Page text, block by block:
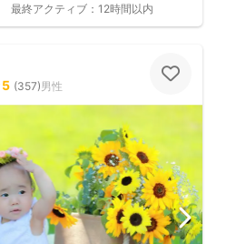
最終アクティブ： 12時間以内
5 (357)男性